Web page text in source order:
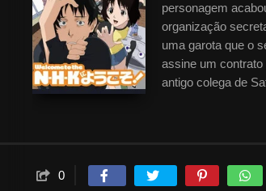
personagem
organização
uma garota que o
assine um
antigo colega de
0